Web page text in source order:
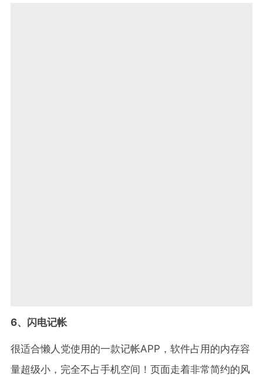
6、闪电记帐
很适合懒人党使用的一款记帐APP，软件占用的内存容
量超级小，完全不占手机空间！页面走着非常简约的风